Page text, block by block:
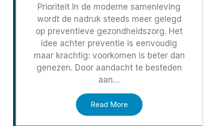
Prioriteit In de moderne samenleving
wordt de nadruk steeds meer gelegd
op preventieve gezondheidszorg. Het
idee achter preventie is eenvoudig
maar krachtig: voorkomen is beter dan
genezen. Door aandacht te besteden
aan…
Read More